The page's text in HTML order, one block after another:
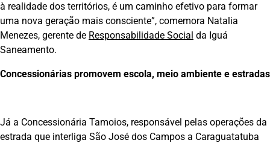
à realidade dos territórios, é um caminho efetivo para formar
uma nova geração mais consciente”, comemora Natalia
Menezes, gerente de Responsabilidade Social da Iguá
Saneamento.
Concessionárias promovem escola, meio ambiente e estradas
Já a Concessionária Tamoios, responsável pelas operações da
estrada que interliga São José dos Campos a Caraguatatuba